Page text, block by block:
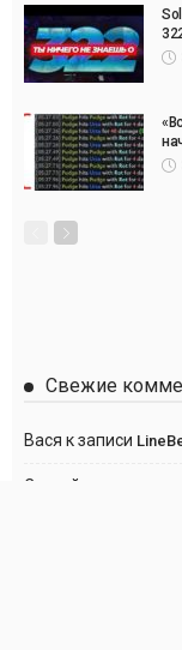
Свежие
Вася к записи
Сергей